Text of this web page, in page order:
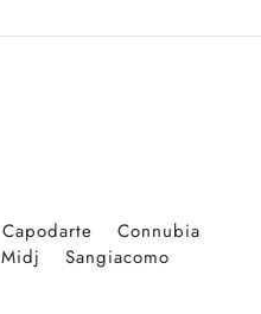
Capodarte
Connubia
Midj Sangiacomo